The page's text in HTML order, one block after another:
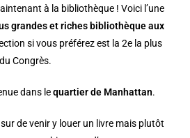
à la bibliothèque ! Voici l’une
grandes et riches bibliothèque aux
si vous préférez est la 2e la plus
Congrès.
dans lequartier de Manhattan.
de venir y louer un livre mais plutôt